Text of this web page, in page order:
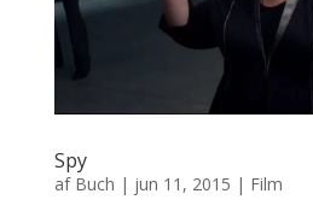
Spy
af Buch | jun 11, 2015 | Film